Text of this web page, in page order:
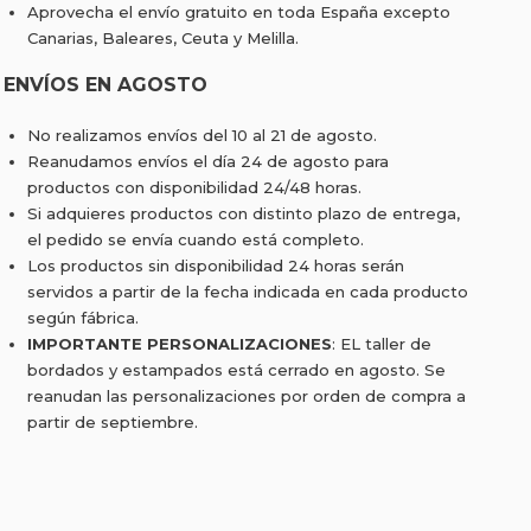
Aprovecha el envío gratuito en toda España excepto
Canarias, Baleares, Ceuta y Melilla.
ENVÍOS EN AGOSTO
No realizamos envíos del 10 al 21 de agosto.
Reanudamos envíos el día 24 de agosto para
productos con disponibilidad 24/48 horas.
Si adquieres productos con distinto plazo de entrega,
el pedido se envía cuando está completo.
Los productos sin disponibilidad 24 horas serán
servidos a partir de la fecha indicada en cada producto
según fábrica.
IMPORTANTE PERSONALIZACIONES: EL taller de
bordados y estampados está cerrado en agosto. Se
reanudan las personalizaciones por orden de compra a
partir de septiembre.